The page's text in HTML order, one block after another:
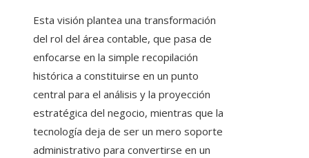
Esta visión plantea una transformación
del rol del área contable, que pasa de
enfocarse en la simple recopilación
histórica a constituirse en un punto
central para el análisis y la proyección
estratégica del negocio, mientras que la
tecnología deja de ser un mero soporte
administrativo para convertirse en un